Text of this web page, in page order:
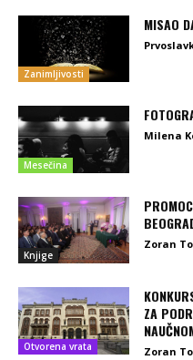
Zanimljivosti
MISAO
Mesečina
Milena
Knjige
Zoran
Otvorena vrata
ZA
Zoran